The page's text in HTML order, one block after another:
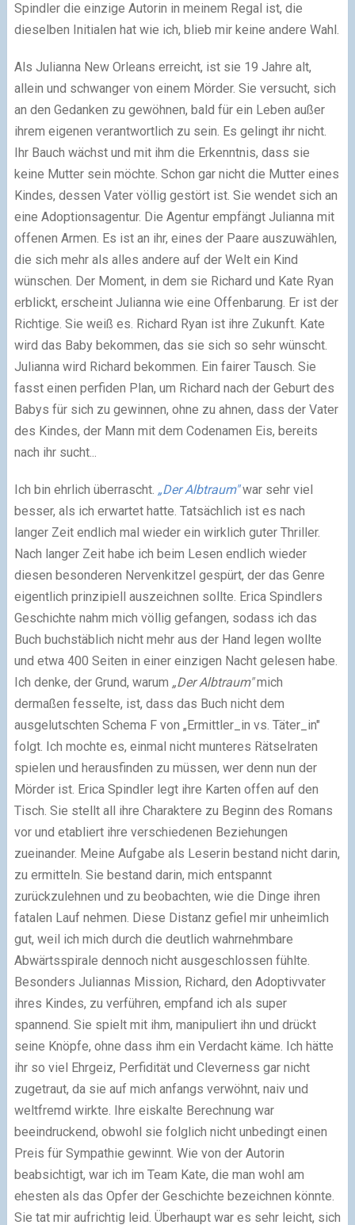
Spindler die einzige Autorin in meinem Regal ist, die
dieselben Initialen hat wie ich, blieb mir keine andere Wahl.
Als Julianna New Orleans erreicht, ist sie 19 Jahre alt,
allein und schwanger von einem Mörder. Sie versucht, sich
an den Gedanken zu gewöhnen, bald für ein Leben außer
ihrem eigenen verantwortlich zu sein. Es gelingt ihr nicht.
Ihr Bauch wächst und mit ihm die Erkenntnis, dass sie
keine Mutter sein möchte. Schon gar nicht die Mutter eines
Kindes, dessen Vater völlig gestört ist. Sie wendet sich an
eine Adoptionsagentur. Die Agentur empfängt Julianna mit
offenen Armen. Es ist an ihr, eines der Paare auszuwählen,
die sich mehr als alles andere auf der Welt ein Kind
wünschen. Der Moment, in dem sie Richard und Kate Ryan
erblickt, erscheint Julianna wie eine Offenbarung. Er ist der
Richtige. Sie weiß es. Richard Ryan ist ihre Zukunft. Kate
wird das Baby bekommen, das sie sich so sehr wünscht.
Julianna wird Richard bekommen. Ein fairer Tausch. Sie
fasst einen perfiden Plan, um Richard nach der Geburt des
Babys für sich zu gewinnen, ohne zu ahnen, dass der Vater
des Kindes, der Mann mit dem Codenamen Eis, bereits
nach ihr sucht...
Ich bin ehrlich überrascht. „Der Albtraum"war sehr viel
besser, als ich erwartet hatte. Tatsächlich ist es nach
langer Zeit endlich mal wieder ein wirklich guter Thriller.
Nach langer Zeit habe ich beim Lesen endlich wieder
diesen besonderen Nervenkitzel gespürt, der das Genre
eigentlich prinzipiell auszeichnen sollte. Erica Spindlers
Geschichte nahm mich völlig gefangen, sodass ich das
Buch buchstäblich nicht mehr aus der Hand legen wollte
und etwa 400 Seiten in einer einzigen Nacht gelesen habe.
Ich denke, der Grund, warum „Der Albtraum"mich
dermaßen fesselte, ist, dass das Buch nicht dem
ausgelutschten Schema F von „Ermittler_in vs. Täter_in"
folgt. Ich mochte es, einmal nicht munteres Rätselraten
spielen und herausfinden zu müssen, wer denn nun der
Mörder ist. Erica Spindler legt ihre Karten offen auf den
Tisch. Sie stellt all ihre Charaktere zu Beginn des Romans
vor und etabliert ihre verschiedenen Beziehungen
zueinander. Meine Aufgabe als Leserin bestand nicht darin,
zu ermitteln. Sie bestand darin, mich entspannt
zurückzulehnen und zu beobachten, wie die Dinge ihren
fatalen Lauf nehmen. Diese Distanz gefiel mir unheimlich
gut, weil ich mich durch die deutlich wahrnehmbare
Abwärtsspirale dennoch nicht ausgeschlossen fühlte.
Besonders Juliannas Mission, Richard, den Adoptivvater
ihres Kindes, zu verführen, empfand ich als super
spannend. Sie spielt mit ihm, manipuliert ihn und drückt
seine Knöpfe, ohne dass ihm ein Verdacht käme. Ich hätte
ihr so viel Ehrgeiz, Perfidität und Cleverness gar nicht
zugetraut, da sie auf mich anfangs verwöhnt, naiv und
weltfremd wirkte. Ihre eiskalte Berechnung war
beeindruckend, obwohl sie folglich nicht unbedingt einen
Preis für Sympathie gewinnt. Wie von der Autorin
beabsichtigt, war ich im Team Kate, die man wohl am
ehesten als das Opfer der Geschichte bezeichnen könnte.
Sie tat mir aufrichtig leid. Überhaupt war es sehr leicht, sich